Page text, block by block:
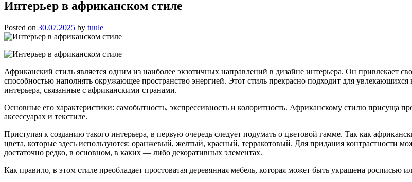
Интерьер в африканском стиле
Posted on 30.07.2025 by tuule
Африканский стиль является одним из наиболее экзотичных направлений в дизайне интерьера. Он привлекает
способностью наполнять окружающее пространство энергией. Этот стиль прекрасно подходит для
интерьера, связанные с африканскими странами.
Основные его характеристики: самобытность, экспрессивность и колоритность. Африканскому стилю присуща
аксессуарах и текстиле.
Приступая к созданию такого интерьера, в первую очередь следует подумать о цветовой гамме. Так как
цвета, которые здесь используются: оранжевый, желтый, красный, терракотовый. Для придания контрастности
достаточно редко, в основном, в каких — либо декоративных элементах.
Как правило, в этом стиле преобладает простоватая деревянная мебель, которая может быть украшена росписью